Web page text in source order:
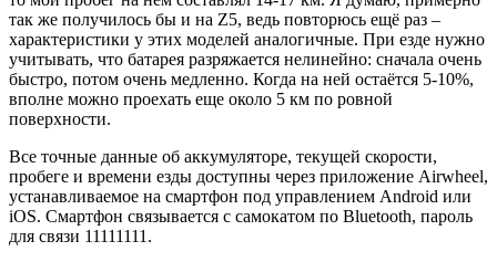
так же получилось бы и на Z5, ведь повторюсь ещё раз –
характеристики у этих моделей аналогичные. При езде нужно
учитывать, что батарея разряжается нелинейно: сначала очень
быстро, потом очень медленно. Когда на ней остаётся 5-10%,
вполне можно проехать еще около 5 км по ровной
поверхности.
Все точные данные об аккумуляторе, текущей скорости,
пробеге и времени езды доступны через приложение Airwheel,
устанавливаемое на смартфон под управлением Android или
iOS. Смартфон связывается с самокатом по Bluetooth, пароль
для связи 11111111.